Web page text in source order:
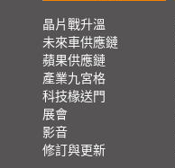
晶片戰升溫
未來車供應鏈
蘋果供應鏈
產業九宮格
科技椽送門
展會
影音
修訂與更新